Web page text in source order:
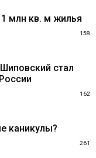
млн кв. м жилья
158
стал
162
каникулы?
261